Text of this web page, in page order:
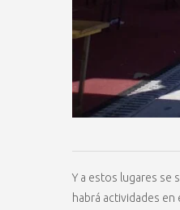
Y a estos lugares se
habrá actividades en